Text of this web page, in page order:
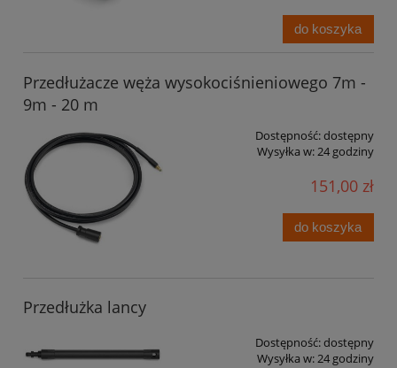
do koszyka
Przedłużacze węża wysokociśnieniowego 7m -
9m - 20 m
Dostępność:dostępny
Wysyłka w:24 godziny
151,00 zł
do koszyka
Przedłużka lancy
Dostępność:dostępny
Wysyłka w:24 godziny